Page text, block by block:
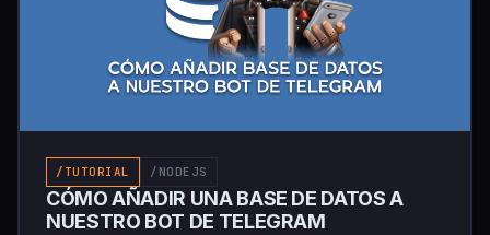
/TUTORIAL /NODEJS
CÓMO AÑADIR UNA BASE DE DATOS A
NUESTRO BOT DE TELEGRAM